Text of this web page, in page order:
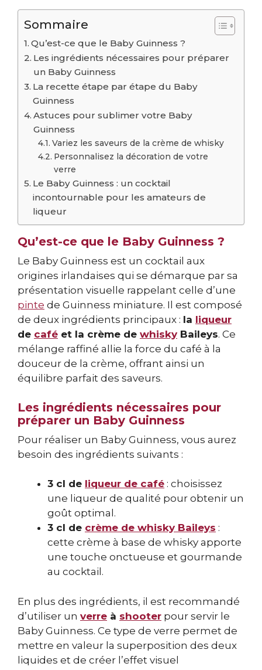
Sommaire
Qu’est-ce que le Baby Guinness ?
Les ingrédients nécessaires pour préparer
un Baby Guinness
La recette étape par étape du Baby
Guinness
Astuces pour sublimer votre Baby
Guinness
Variez les saveurs de la crème de whisky
Personnalisez la décoration de votre
verre
Le Baby Guinness : un cocktail
incontournable pour les amateurs de
liqueur
Qu’est-ce que le Baby Guinness ?
Le Baby Guinness est un cocktail aux
origines irlandaises qui se démarque par sa
présentation visuelle rappelant celle d’une
pinte de Guinness miniature. Il est composé
de deux ingrédients principaux : la liqueur
de café et la crème de whisky Baileys. Ce
mélange raffiné allie la force du café à la
douceur de la crème, offrant ainsi un
équilibre parfait des saveurs.
Les ingrédients nécessaires pour
préparer un Baby Guinness
Pour réaliser un Baby Guinness, vous aurez
besoin des ingrédients suivants :
3 cl de liqueur de café : choisissez
une liqueur de qualité pour obtenir un
goût optimal.
3 cl de crème de whisky Baileys :
cette crème à base de whisky apporte
une touche onctueuse et gourmande
au cocktail.
En plus des ingrédients, il est recommandé
d’utiliser un verre à shooter pour servir le
Baby Guinness. Ce type de verre permet de
mettre en valeur la superposition des deux
liquides et de créer l’effet visuel